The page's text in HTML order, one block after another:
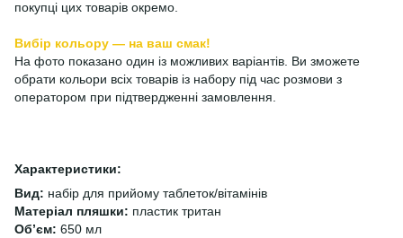
покупці цих товарів окремо.
Вибір кольору — на ваш смак!
На фото показано один із можливих варіантів. Ви зможете
обрати кольори всіх товарів із набору під час розмови з
оператором при підтвердженні замовлення.
Характеристики:
Вид: набір для прийому таблеток/вітамінів
Матеріал пляшки: пластик тритан
Обʼєм: 650 мл